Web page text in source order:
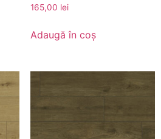
165,00 lei
Adaugă în coș